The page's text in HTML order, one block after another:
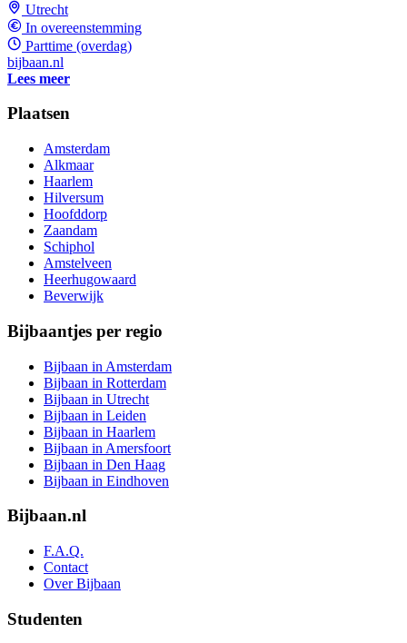
Utrecht
In overeenstemming
Parttime (overdag)
bijbaan.nl
Lees meer
Plaatsen
Amsterdam
Alkmaar
Haarlem
Hilversum
Hoofddorp
Zaandam
Schiphol
Amstelveen
Heerhugowaard
Beverwijk
Bijbaantjes per regio
Bijbaan in Amsterdam
Bijbaan in Rotterdam
Bijbaan in Utrecht
Bijbaan in Leiden
Bijbaan in Haarlem
Bijbaan in Amersfoort
Bijbaan in Den Haag
Bijbaan in Eindhoven
Bijbaan.nl
F.A.Q.
Contact
Over Bijbaan
Studenten